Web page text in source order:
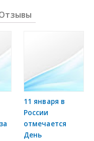
11 января в
России
отмечается
День